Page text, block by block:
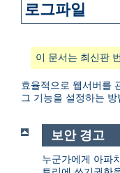
로그파일
이 문서는 최신판
효율적으로 웹서버를
그 기능을 설정하는
보안 경고
누군가에게 아파